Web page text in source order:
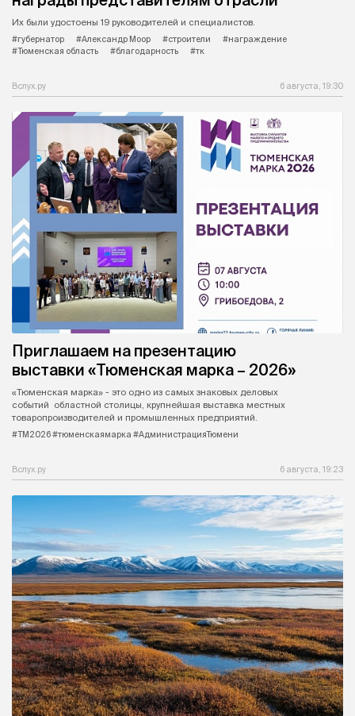
Их были удостоены 19 руководителей и специалистов.
#губернатор
#Александр Моор #строители
#награждение
#Тюменская область
#благодарность #тк
Вслух.ру 6 августа, 19:30
Приглашаем на презентацию
выставки «Тюменская марка – 2026»
«Тюменская марка» - это одно из самых знаковых деловых
событий областной столицы, крупнейшая выставка местных
товаропроизводителей и промышленных предприятий.
#ТМ2026 #тюменскаямарка #АдминистрацияТюмени
Вслух.ру 6 августа, 19:23